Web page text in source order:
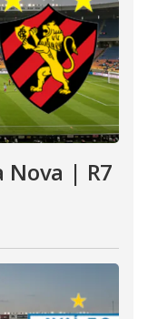
Nova | R7